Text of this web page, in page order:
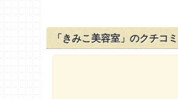
「きみこ美容室」のクチコミ